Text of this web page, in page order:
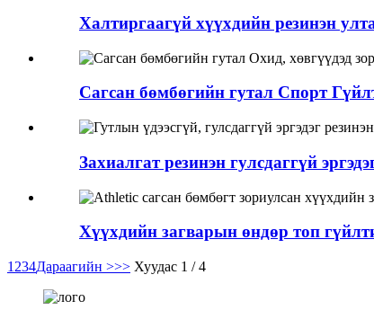
Халтиргаагүй хүүхдийн резинэн
Сагсан бөмбөгийн гутал Спорт
Захиалгат резинэн гулсдаггүй
Хүүхдийн загварын өндөр топ
1 234Дараагийн >>> Хуудас 1 / 4